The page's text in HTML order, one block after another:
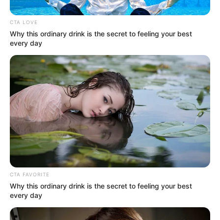
Marcos Díaz y Jorge Pabuena
Por:
María Beatriz López
CTA LOVE
Why this ordinary drink is the secret to feeling your best
every day
CTA FAVORITE
Why this ordinary drink is the secret to feeling your best
every day